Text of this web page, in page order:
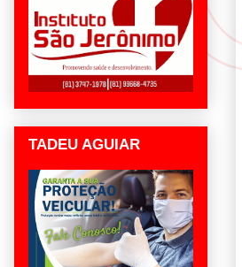
TADEU AGUIAR